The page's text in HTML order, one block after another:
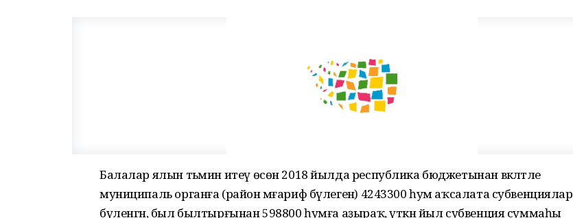
Балалар ялын тәьмин итеү өсөн 2018 йылда республика бюджетынан вәкәләтле
муниципаль органға (район мәғариф бүлегенә) 4243300 һум аҡсалата субвенциялар
бүленгән, был былтырғынан 598800 һумға аҙыраҡ, үткән йыл субвенция суммаһы